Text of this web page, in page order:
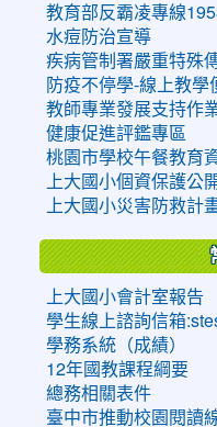
教育部反霸凌專線
水痘防治宣導
疾病管制署嚴重特殊
防疫不停學-線上教學
教師專業發展支持作
健康促進評鑑專區
桃園市學校午餐教育
上大國小個資保護公
上大國小災害防救計
上大國小會計室報告
學生線上諮詢信箱
學務系統（成績）
12年國教課程綱要
總務相關表件
臺中市推動校園閱讀